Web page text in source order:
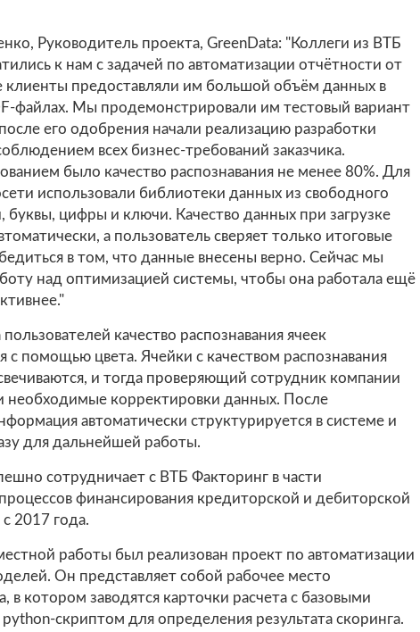
Руководитель проекта, GreenData: "Коллеги из ВТБ
к нам с задачей по автоматизации отчётности от
клиенты предоставляли им большой объём данных в
файлах. Мы продемонстрировали им тестовый вариант
его одобрения начали реализацию разработки
всех бизнес-требований заказчика.
было качество распознавания не менее 80%. Для
использовали библиотеки данных из свободного
буквы, цифры и ключи. Качество данных при загрузке
а пользователь сверяет только итоговые
в том, что данные внесены верно. Сейчас мы
над оптимизацией системы, чтобы она работала ещё
качество распознавания ячеек
с помощью цвета. Ячейки с качеством распознавания
и тогда проверяющий сотрудник компании
необходимые корректировки данных. После
автоматически структурируется в системе и
для дальнейшей работы.
сотрудничает с ВТБ Факторинг в части
финансирования кредиторской и дебиторской
2017 года.
работы был реализован проект по автоматизации
Он представляет собой рабочее место
в котором заводятся карточки расчета с базовыми
скриптом для определения результата скоринга.